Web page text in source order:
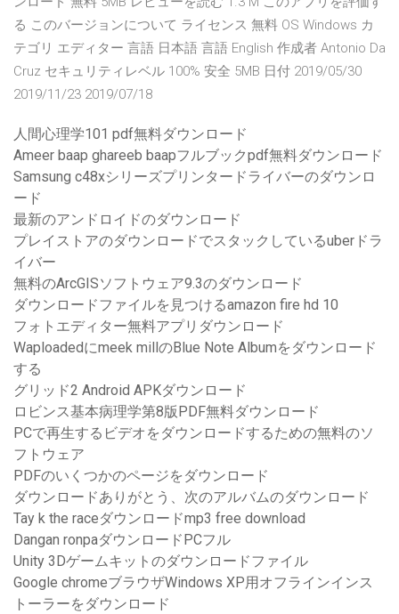
る このバージョンについて ライセンス 無料 OS Windows カ
テゴリ エディター 言語 日本語 言語 English 作成者 Antonio Da
Cruz セキュリティレベル 100% 安全 5MB 日付 2019/05/30
2019/11/23 2019/07/18
人間心理学101 pdf無料ダウンロード
Ameer baap ghareeb baapフルブックpdf無料ダウンロード
Samsung c48xシリーズプリンタードライバーのダウンロ
ード
最新のアンドロイドのダウンロード
プレイストアのダウンロードでスタックしているuberドラ
イバー
無料のArcGISソフトウェア9.3のダウンロード
ダウンロードファイルを見つけるamazon fire hd 10
フォトエディター無料アプリダウンロード
Waploadedにmeek millのBlue Note Albumをダウンロード
する
グリッド2 Android APKダウンロード
ロビンス基本病理学第8版PDF無料ダウンロード
PCで再生するビデオをダウンロードするための無料のソ
フトウェア
PDFのいくつかのページをダウンロード
ダウンロードありがとう、次のアルバムのダウンロード
Tay k the raceダウンロードmp3 free download
Dangan ronpaダウンロードPCフル
Unity 3Dゲームキットのダウンロードファイル
Google chromeブラウザWindows XP用オフラインインス
トーラーをダウンロード